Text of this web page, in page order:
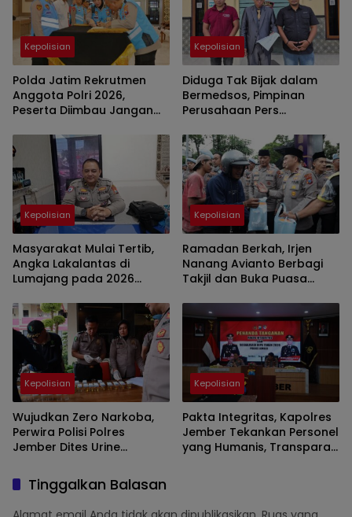
Kepolisian
Polda Jatim Rekrutmen
Anggota Polri 2026,
Peserta Diimbau Jangan
Kepolisian
Diduga Tak Bijak dalam
Bermedsos, Pimpinan
Perusahaan Pers
ke Polisi Bondowoso
Kepolisian
Masyarakat Mulai Tertib,
Angka Lakalantas di
Lumajang pada 2026
Kepolisian
Ramadan Berkah, Irjen
Nanang Avianto Berbagi
Takjil dan Buka Puasa
Masyarakat Jawa Timur
Kepolisian
Wujudkan Zero Narkoba,
Perwira Polisi Polres
Jember Dites Urine
Kepolisian
Pakta Integritas, Kapolres
Jember Tekankan Personel
yang Humanis, Transparan
Tinggalkan Balasan